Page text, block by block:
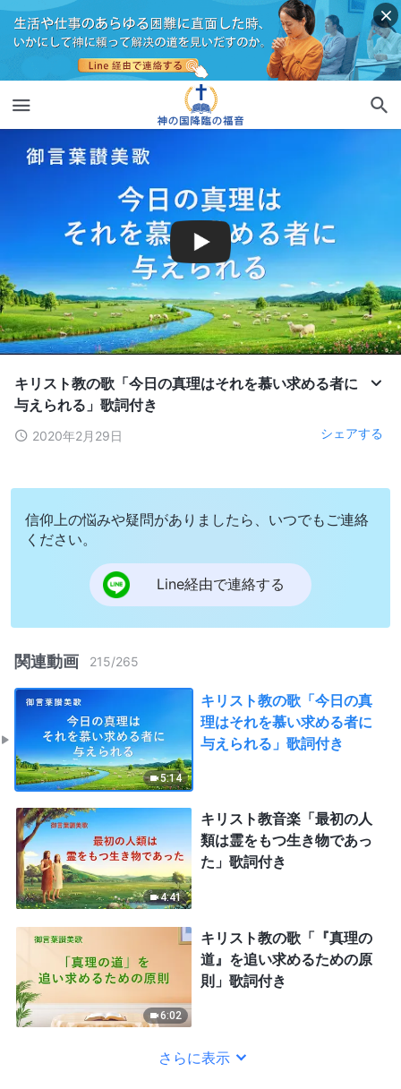
キリスト教の歌「今日の真理はそれを慕い求める者に
与えられる」歌詞付き
2020年2月29日 シェアする
信仰上の悩みや疑問がありましたら、いつでもご連絡
ください。
Line経由で連絡する
関連動画 215/265
5:14
キリスト教の歌「今日の真
理はそれを慕い求める者に
与えられる」歌詞付き
4:41
キリスト教音楽「最初の人
類は霊をもつ生き物であっ
た」歌詞付き
6:02
キリスト教の歌「『真理の
道』を追い求めるための原
則」歌詞付き
さらに表示